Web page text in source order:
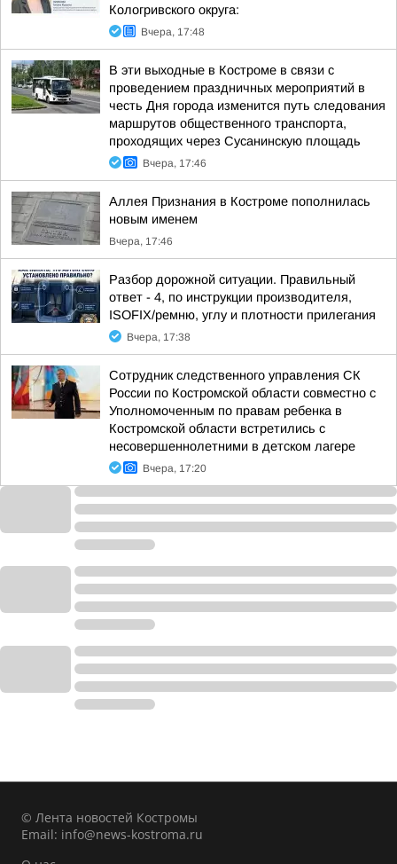
Кологривского округа:
Вчера, 17:48
В эти выходные в Костроме в связи с
проведением праздничных мероприятий в
честь Дня города изменится путь следования
маршрутов общественного транспорта,
проходящих через Сусанинскую площадь
Вчера, 17:46
Аллея Признания в Костроме пополнилась
новым именем
Вчера, 17:46
Разбор дорожной ситуации. Правильный
ответ - 4, по инструкции производителя,
ISOFIX/ремню, углу и плотности прилегания
Вчера, 17:38
Сотрудник следственного управления СК
России по Костромской области совместно с
Уполномоченным по правам ребенка в
Костромской области встретились с
несовершеннолетними в детском лагере
Вчера, 17:20
© Лента новостей Костромы
Email: info@news-kostroma.ru